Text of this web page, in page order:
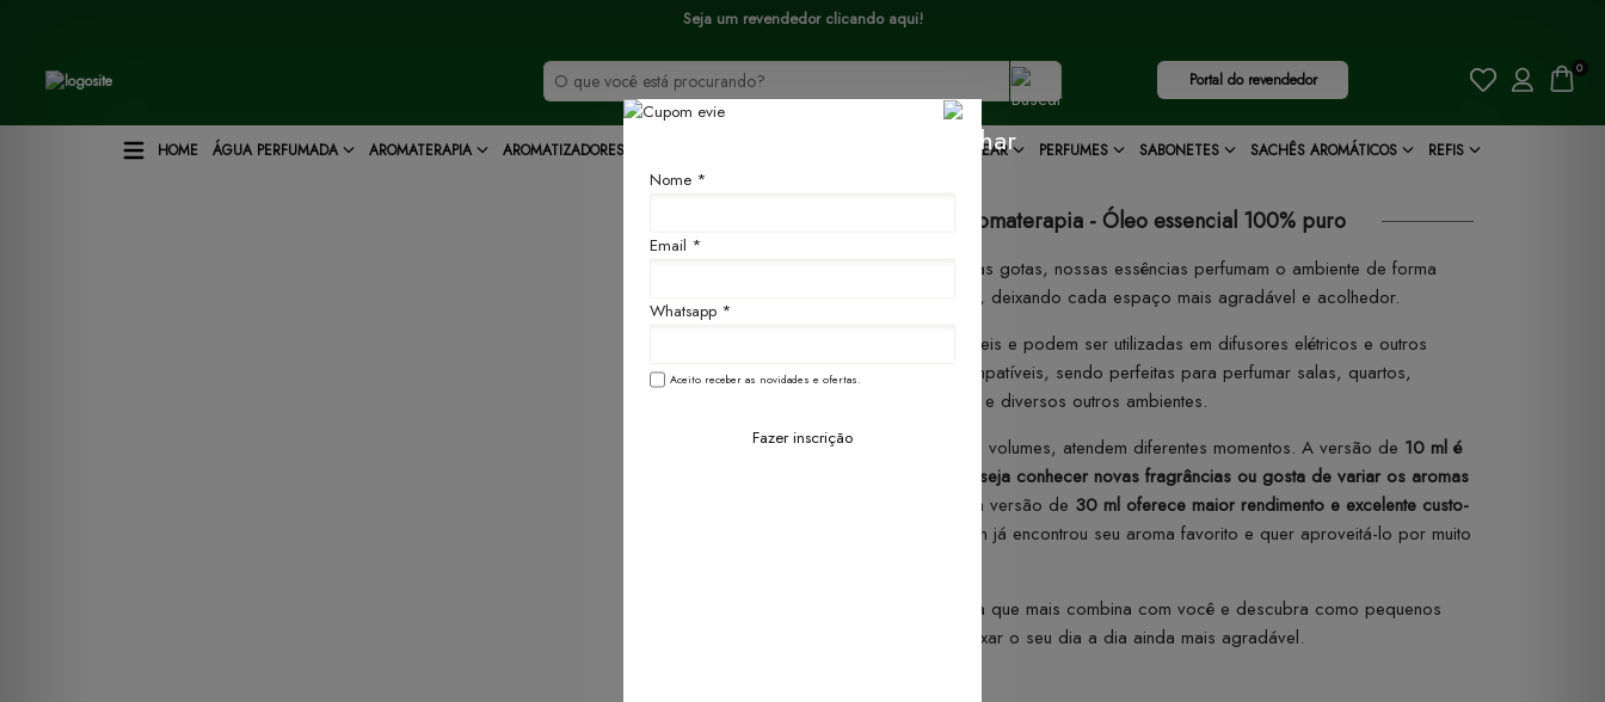
Seja um revendedor clicando aqui!
Portal do revendedor
0
HOME ÁGUA PERFUMADA AROMATERAPIA AROMATIZADORES PARA PRESENTEAR PERFUMES SABONETES SACHÊS AROMÁTICOS REFIS
Aromaterapia - Óleo essencial 100% puro
Com apenas algumas gotas, nossas essências perfumam o ambiente de forma
intensa e duradoura, deixando cada espaço mais agradável e acolhedor.
São práticas, versáteis e podem ser utilizadas em difusores elétricos e outros
aromatizadores compatíveis, sendo perfeitas para perfumar salas, quartos,
escritórios, lavabos e diversos outros ambientes.
Disponíveis em dois volumes, atendem diferentes momentos. A versão de 10 ml é
ideal para quem deseja conhecer novas fragrâncias ou gosta de variar os aromas
. Já a versão de 30 ml oferece maior rendimento e excelente custo-
para quem já encontrou seu aroma favorito e quer aproveitá-lo por muito
Escolha a fragrância que mais combina com você e descubra como pequenos
detalhes podem deixar o seu dia a dia ainda mais agradável.
Nome *
Email *
Whatsapp *
Aceito receber as novidades e ofertas.
Fazer inscrição